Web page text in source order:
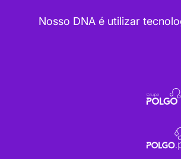
Nosso DNA é utilizar